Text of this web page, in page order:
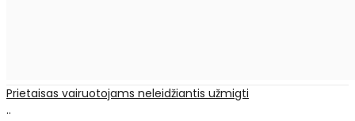
Prietaisas vairuotojams neleidžiantis užmigti
..